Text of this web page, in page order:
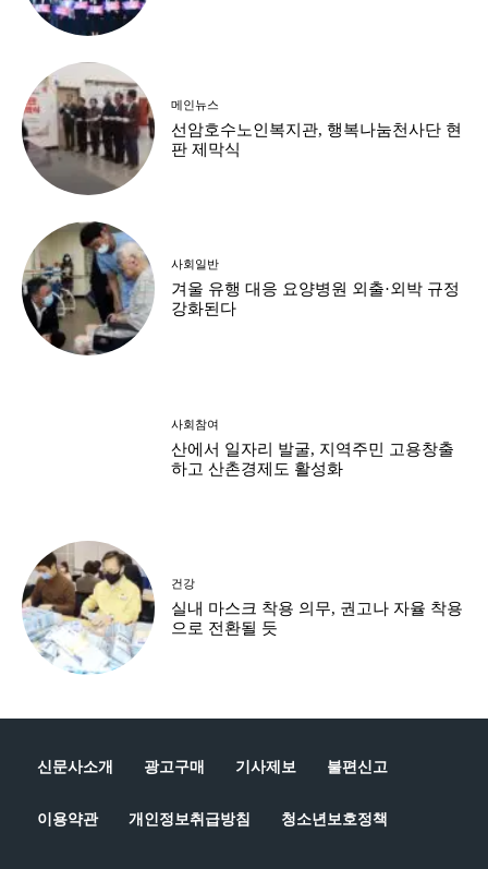
메인뉴스
선암호수노인복지관, 행복나눔천사단 현
판 제막식
사회일반
겨울 유행 대응 요양병원 외출·외박 규정
강화된다
사회참여
산에서 일자리 발굴, 지역주민 고용창출
하고 산촌경제도 활성화
건강
실내 마스크 착용 의무, 권고나 자율 착용
으로 전환될 듯
신문사소개 광고구매 기사제보 불편신고
이용약관 개인정보취급방침 청소년보호정책